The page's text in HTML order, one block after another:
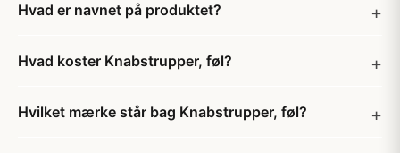
Hvad er navnet på produktet?
Hvad koster Knabstrupper, føl?
Hvilket mærke står bag Knabstrupper, føl?